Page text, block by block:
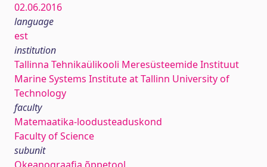
02.06.2016
language
est
institution
Tallinna Tehnikaülikooli Meresüsteemide Instituut
Marine Systems Institute at Tallinn University of
Technology
faculty
Matemaatika-loodusteaduskond
Faculty of Science
subunit